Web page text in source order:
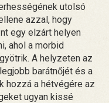
utolsó
azzal, hogy
egy elzárt helyen
ahol a morbid
A helyzeten az
barátnőjét és a
hozzá a hétvégére az
ugyan kissé